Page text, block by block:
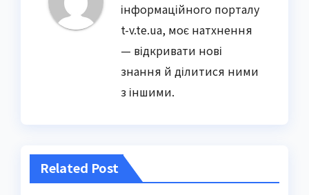
інформаційного порталу
t-v.te.ua, моє натхнення
— відкривати нові
знання й ділитися ними
з іншими.
Related Post